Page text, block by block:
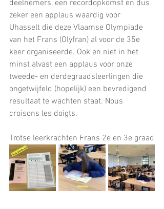
deelnemers, een recordopkomst en dus
zeker een applaus waardig voor
Uhasselt die deze Vlaamse Olympiade
van het Frans (Olyfran) al voor de 35e
keer organiseerde. Ook en niet in het
minst alvast een applaus voor onze
tweede- en derdegraadsleerlingen die
ongetwijfeld (hopelijk) een bevredigend
resultaat te wachten staat. Nous
croisons les doigts.
Trotse leerkrachten Frans 2e en 3e graad